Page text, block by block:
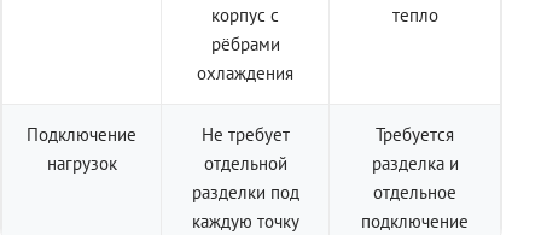
корпус с
рёбрами
охлаждения
тепло
Подключение
нагрузок
Не требует
отдельной
разделки под
каждую точку
Требуется
разделка и
отдельное
подключение